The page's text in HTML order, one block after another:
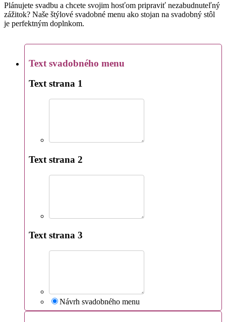
Plánujete svadbu a chcete svojim hosťom pripraviť nezabudnuteľný
zážitok? Naše štýlové svadobné menu ako stojan na svadobný stôl
je perfektným doplnkom.
Text svadobného menu
Text strana 1
Text strana 2
Text strana 3
Návrh svadobného menu